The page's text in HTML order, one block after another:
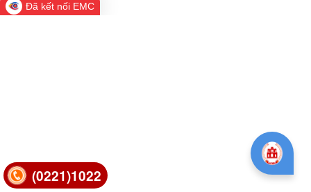
(0221)1022
Đã kết nối EMC